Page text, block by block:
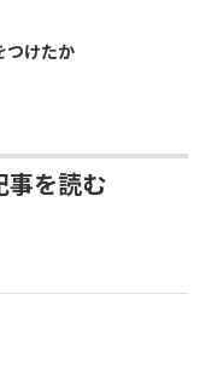
つけたか
事を読む